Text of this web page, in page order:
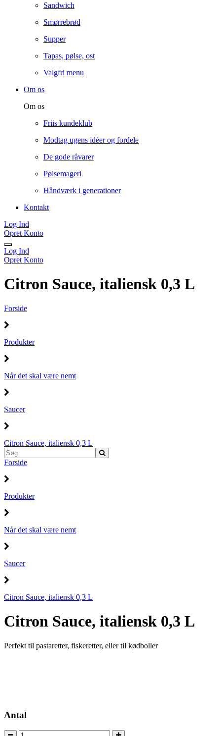
Sandwich
Smørrebrød
Supper
Tapas, pølse, ost
Valgfri menu
Om os
Om os
Friis kundeklub
Modtag ugens idéer og fordele
De gode råvarer
Pølsemageri
Håndværk i generationer
Kontakt
Log Ind
Opret Konto
Log Ind
Opret Konto
Citron Sauce, italiensk 0,3 L
Forside
Produkter
Når det skal være nemt
Saucer
Citron Sauce, italiensk 0,3 L
Forside
Produkter
Når det skal være nemt
Saucer
Citron Sauce, italiensk 0,3 L
Citron Sauce, italiensk 0,3 L
Perfekt til pastaretter, fiskeretter, eller til kødboller
Antal